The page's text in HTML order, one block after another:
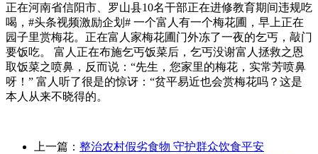
正在河南省信阳市、罗山县10名干部正在进修教育期间违规吃
喝，#头条视频激励企划#​ 一个富人有一个梅花圃，早上正在
园子里赏梅花。正在富人家梅花圃门外冻了一夜的乞丐，敲门
要饭吃。 富人正在布施乞丐饭菜后，乞丐没谢富人拯救之恩
取饭菜之喷鼻，反而说：“先生，您家里的梅花，实常芳喷鼻
呀！” 富人听了很是的惊讶：“贫平易近也会赏梅花吗？这是
本人从来不晓得的。
上一篇： 整治农村假劣食物 守护群众饮食平安